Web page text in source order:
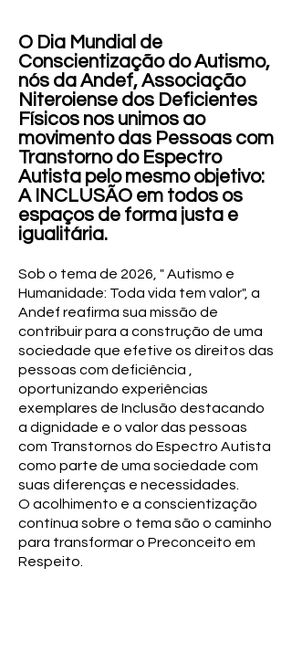
O Dia Mundial de
Conscientização do Autismo,
nós da Andef, Associação
Niteroiense dos Deficientes
Físicos nos unimos ao
movimento das Pessoas com
Transtorno do Espectro
Autista pelo mesmo objetivo:
A INCLUSÃO em todos os
espaços de forma justa e
igualitária.
Sob o tema de 2026, " Autismo e
Humanidade: Toda vida tem valor", a
Andef reafirma sua missão de
contribuir para a construção de uma
sociedade que efetive os direitos das
pessoas com deficiência ,
oportunizando experiências
exemplares de Inclusão destacando
a dignidade e o valor das pessoas
com Transtornos do Espectro Autista
como parte de uma sociedade com
suas diferenças e necessidades.
O acolhimento e a conscientização
contínua sobre o tema são o caminho
para transformar o Preconceito em
Respeito.